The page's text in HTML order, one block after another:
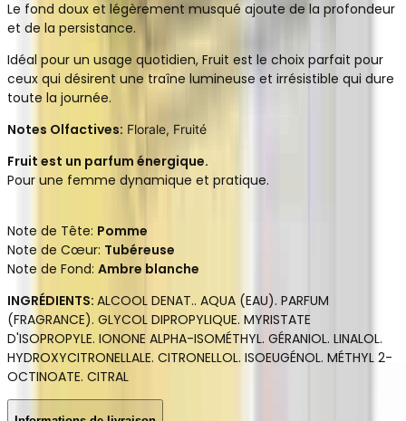
Le fond doux et légèrement musqué ajoute de la profondeur
et de la persistance.
Idéal pour un usage quotidien, Fruit est le choix parfait pour
ceux qui désirent une traîne lumineuse et irrésistible qui dure
toute la journée.
Notes Olfactives: Florale, Fruité
Fruit est un parfum énergique.
Pour une femme dynamique et pratique.
Note de Tête: Pomme
Note de Cœur: Tubéreuse
Note de Fond: Ambre blanche
INGRÉDIENTS: ALCOOL DENAT.. AQUA (EAU). PARFUM
(FRAGRANCE). GLYCOL DIPROPYLIQUE. MYRISTATE
D'ISOPROPYLE. IONONE ALPHA-ISOMÉTHYL. GÉRANIOL. LINALOL.
HYDROXYCITRONELLALE. CITRONELLOL. ISOEUGÉNOL. MÉTHYL 2-
OCTINOATE. CITRAL